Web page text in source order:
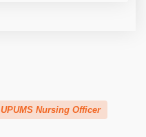
UPUMS Nursing Officer